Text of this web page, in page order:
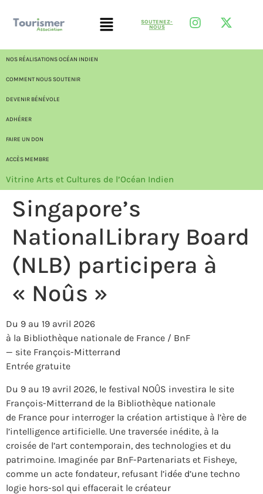
SOUTENEZ-
NOUS
NOS RÉALISATIONS OCÉAN INDIEN
COMMENT NOUS SOUTENIR
DEVENIR BÉNÉVOLE
ADHÉRER
FAIRE UN DON
ACCÈS MEMBRE
Vitrine Arts et Cultures de l’Océan Indien
Singapore’s
NationalLibrary Board
(NLB) participera à
« Noûs »
Du 9 au 19 avril 2026
à la Bibliothèque nationale de France / BnF
— site François-Mitterrand
Entrée gratuite
Du 9 au 19 avril 2026, le festival NOÛS investira le site
François-Mitterrand de la Bibliothèque nationale
de France pour interroger la création artistique à l’ère de
l’intelligence artificielle. Une traversée inédite, à la
croisée de l’art contemporain, des technologies et du
patrimoine. Imaginée par BnF-Partenariats et Fisheye,
comme un acte fondateur, refusant l’idée d’une techno
logie hors-sol qui effacerait le créateur